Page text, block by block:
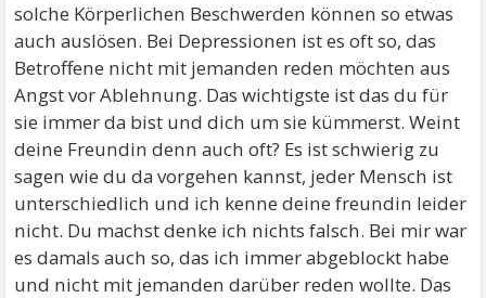
solche Körperlichen Beschwerden können so etwas
auch auslösen. Bei Depressionen ist es oft so, das
Betroffene nicht mit jemanden reden möchten aus
Angst vor Ablehnung. Das wichtigste ist das du für
sie immer da bist und dich um sie kümmerst. Weint
deine Freundin denn auch oft? Es ist schwierig zu
sagen wie du da vorgehen kannst, jeder Mensch ist
unterschiedlich und ich kenne deine freundin leider
nicht. Du machst denke ich nichts falsch. Bei mir war
es damals auch so, das ich immer abgeblockt habe
und nicht mit jemanden darüber reden wollte. Das